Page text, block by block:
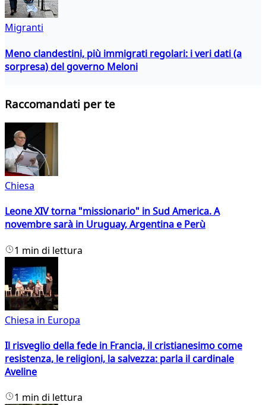
Migranti
Meno clandestini, più immigrati regolari: i veri dati (a
sorpresa) del governo Meloni
Raccomandati per te
Chiesa
Leone XIV torna "missionario" in Sud America. A
novembre sarà in Uruguay, Argentina e Perù
1 min di lettura
Chiesa in Europa
Il risveglio della fede in Francia, il cristianesimo come
resistenza, le religioni, la salvezza: parla il cardinale
Aveline
1 min di lettura